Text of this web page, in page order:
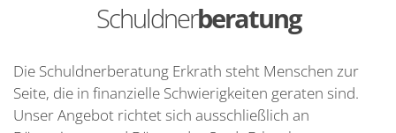
Schuldnerberatung
Die Schuldnerberatung Erkrath steht Menschen zur
Seite, die in finanzielle Schwierigkeiten geraten sind.
Unser Angebot richtet sich ausschließlich an